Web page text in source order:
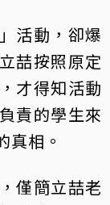
活動，卻爆
喆按照原定
才得知活動
責的學生來
真相。
僅簡立喆老